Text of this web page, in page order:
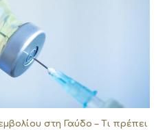
στη Γαύδο – Τι πρέπει